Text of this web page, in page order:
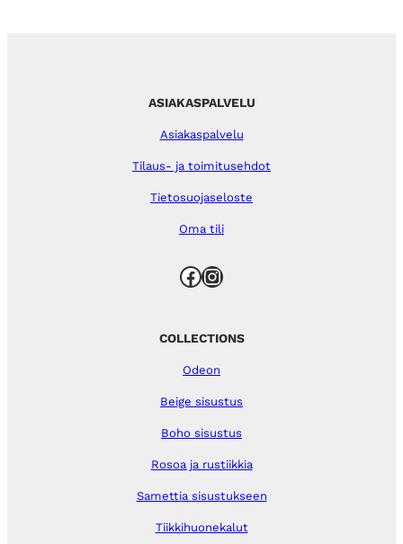
ASIAKASPALVELU
Asiakaspalvelu
Tilaus- ja toimitusehdot
Tietosuojaseloste
Oma tili
Facebook Instagram
COLLECTIONS
Odeon
Beige sisustus
Boho sisustus
Rosoa ja rustiikkia
Samettia sisustukseen
Tiikkihuonekalut